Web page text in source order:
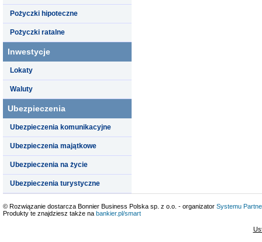
Pożyczki hipoteczne
Pożyczki ratalne
Inwestycje
Lokaty
Waluty
Ubezpieczenia
Ubezpieczenia komunikacyjne
Ubezpieczenia majątkowe
Ubezpieczenia na życie
Ubezpieczenia turystyczne
© Rozwiązanie dostarcza Bonnier Business Polska sp. z o.o. - organizator Systemu
Produkty te znajdziesz także na bankier.pl/smart